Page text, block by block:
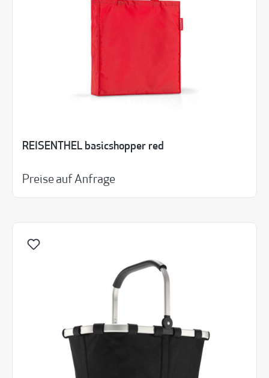
REISENTHEL basicshopper red
Preise auf Anfrage